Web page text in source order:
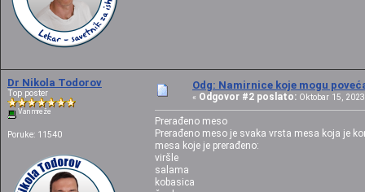
Dr Nikola Todorov
Top poster
Van mreže
Poruke: 11540
Odg: Namirnice koje mogu
« Odgovor #2 poslato: Oktobar 15,
Prerađeno meso
Prerađeno meso je svaka vrsta mesa koja je
mesa koje je prerađeno:
viršle
salama
kobasica